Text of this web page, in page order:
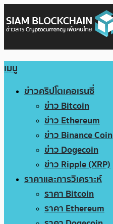
เมนู
ข่าวคริปโตเคอเรนซี่
ข่าว Bitcoin
ข่าว Ethereum
ข่าว Binance Coin
ข่าว Dogecoin
ข่าว Ripple (XRP)
ราคาและการวิเคราะห์
ราคา Bitcoin
ราคา Ethereum